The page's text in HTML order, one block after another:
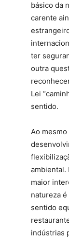
básico da
carente
ter
outra
Lei
sentido.
Ao
ambiental.
maior
natureza é
sentido
indústrias